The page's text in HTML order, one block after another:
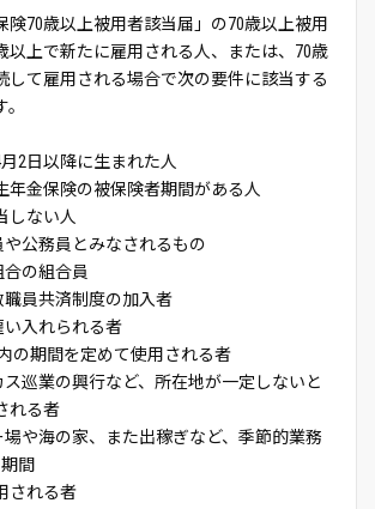
険70歳以上被用者該当届」の70歳以上被用
以上で新たに雇用される人、または、70歳
して雇用される場合で次の要件に該当する
月2日以降に生まれた人
年金保険の被保険者期間がある人
しない人
公務員とみなされるもの
の組合員
員共済制度の加入者
入れられる者
期間を定めて使用される者
業の興行など、所在地が一定しないと
れる者
海の家、また出稼ぎなど、季節的業務
間
れる者